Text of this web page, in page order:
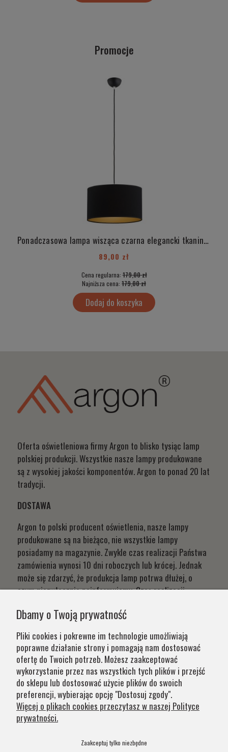
Promocje
Ponadczasowa lampa wisząca czarna elegancki tkaninowy abażur złoty środek okrągły SAVONA 3371
89,00 zł
Cena regularna:179,00 zł
Najniższa cena: 179,00 zł
Dodaj do koszyka
Oferta oświetleniowa firmy Argon to blisko tysiąc lamp
polskiej produkcji. Wszystkie nasze lampy produkowane
są z wysokiej jakości komponentów. Argon to ponad 20 lat
tradycji.
DOSTAWA
Argon to polski producent oświetlenia, nasze lampy
produkowane są na bieżąco, nie wszystkie lampy
posiadamy na magazynie. Zwykle czas realizacji Państwa
zamówienia wynosi 10 dni roboczych lub krócej. Jednak
może się zdarzyć, że produkcja lamp potrwa dłużej, o
czym niezwłocznie poinformujemy. Czas realizacji
chęci zapewnienia jak najwyższej jakości produktu. W
na zamówienie jest zaznaczony w opisie. Wierzymy, że na
nasze lampy warto czasem poczekać.
Kategorie
Obsługa klienta
Dbamy o Twoją prywatność
Pliki cookies i pokrewne im technologie umożliwiają
poprawne działanie strony i pomagają nam dostosować
ofertę do Twoich potrzeb. Możesz zaakceptować
wykorzystanie przez nas wszystkich tych plików i przejść
do sklepu lub dostosować użycie plików do swoich
preferencji, wybierając opcję "Dostosuj zgody".
Więcej o plikach cookies przeczytasz w naszej Polityce
prywatności.
Zaakceptuj tylko niezbędne